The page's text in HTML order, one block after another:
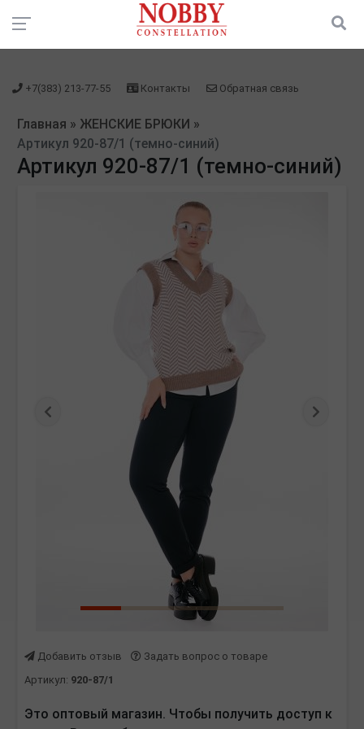
зарегистрироваться" />зарегистрироваться" />
+7(383) 213-77-55 Контакты Обратная связь
Главная » ЖЕНСКИЕ БРЮКИ »
Артикул 920-87/1 (темно-синий)
Артикул 920-87/1 (темно-синий)
Предыдущая
Добавить отзыв
Задать вопрос о товаре
Артикул: 920-87/1
Это оптовый магазин. Чтобы получить доступ к